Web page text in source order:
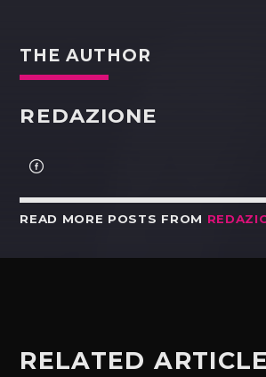
THE AUTHOR
REDAZIONE
READ MORE POSTS FROM
RELATED